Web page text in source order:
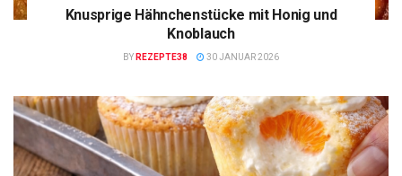
Knusprige Hähnchenstücke mit Honig und
Knoblauch
BY REZEPTE38 30 JANUAR 2026